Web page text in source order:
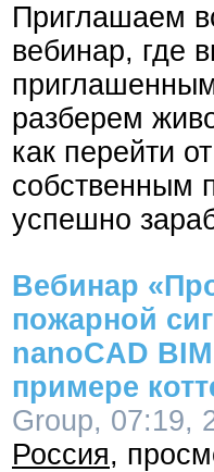
Приглашаем
вебинар, где
разберем
как перейти
собственным
успешно
Вебинар
пожарной
nanoCAD
примере
Group, 07:19,
Россия